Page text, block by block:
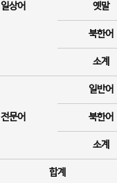
일상어 옛말
북한어
소계
전문어
일반어
북한어
소계
합계